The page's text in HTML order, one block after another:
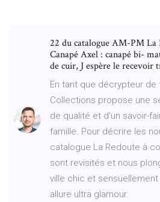
22 du catalogue AM-PM La
Canapé Axel : canapé bi-
de cuir, J espère le recevoir
En tant que décrypteur de
Collections propose une
de qualité et d'un savoir-
famille. Pour décrire les
catalogue La Redoute à
sont revisités et nous
ville chic et
allure ultra glamour.